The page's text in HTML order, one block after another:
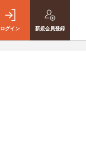
ログイン 新規会員登録